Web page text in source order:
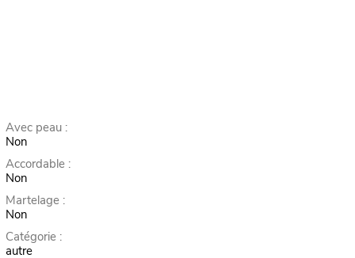
Avec peau :
Non
Accordable :
Non
Martelage :
Non
Catégorie :
autre